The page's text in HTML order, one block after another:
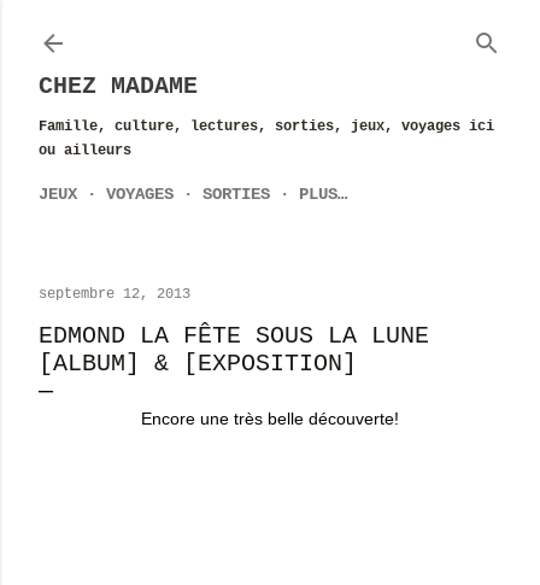
CHEZ MADAME
Famille, culture, lectures, sorties, jeux, voyages ici
ou ailleurs
JEUX VOYAGES SORTIES PLUS…
septembre 12, 2013
EDMOND LA FÊTE SOUS LA LUNE
[ALBUM] & [EXPOSITION]
Encore une très belle découverte!